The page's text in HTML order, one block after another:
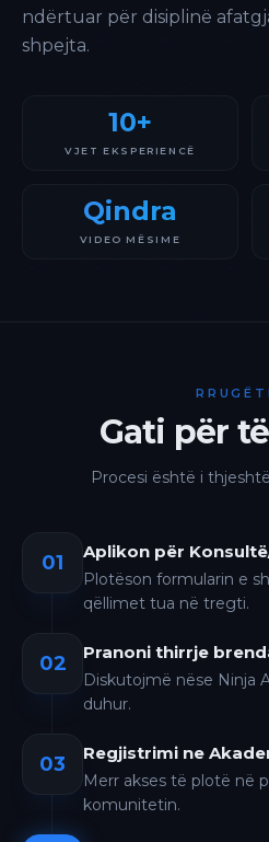
ndërtuar për disiplinë
shpejta.
10+
VJET EKSPERIENCË
Qindra
VIDEO MËSIME
Gati për
Procesi është i
01 Aplikon për
Plotëson formularin e
qëllimet tua në tregti.
02 Pranoni thirrje
Diskutojmë nëse Ninja
duhur.
03 Regjistrimi ne
Merr akses të plotë në
komunitetin.